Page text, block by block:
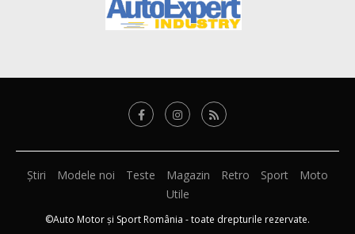
Știri Modele noi Teste Magazin Retro Sport
Moto
Utile
©Auto Motor și Sport România - toate drepturile rezervate.